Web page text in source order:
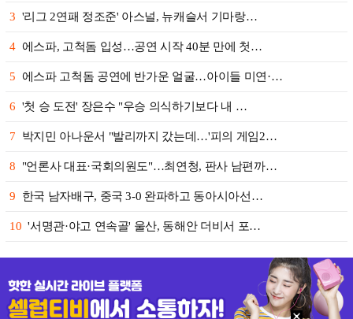
3 '리그 2연패 정조준' 아스널, 뉴캐슬서 기마랑…
4 에스파, 고척돔 입성…공연 시작 40분 만에 첫…
5 에스파 고척돔 공연에 반가운 얼굴…아이들 미연·…
6 '첫 승 도전' 장은수 "우승 의식하기보다 내 …
7 박지민 아나운서 "발리까지 갔는데…'피의 게임2…
8 "언론사 대표·국회의원도"…최연청, 판사 남편까…
9 한국 남자배구, 중국 3-0 완파하고 동아시아선…
10 '서명관·야고 연속골' 울산, 동해안 더비서 포…